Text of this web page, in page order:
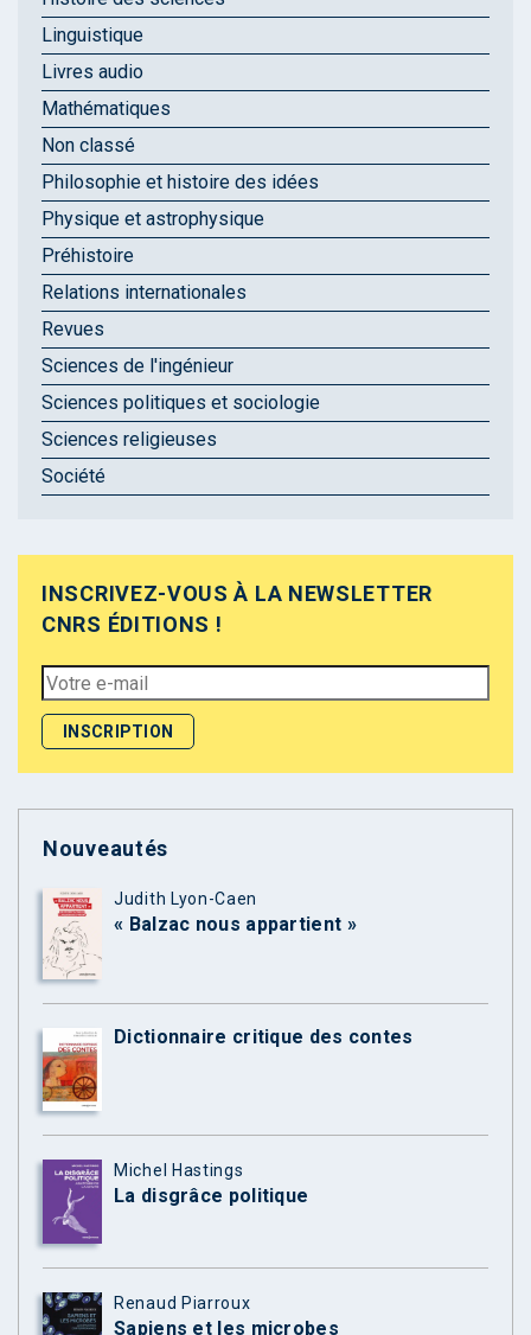
Linguistique
Livres audio
Mathématiques
Non classé
Philosophie et histoire des idées
Physique et astrophysique
Préhistoire
Relations internationales
Revues
Sciences de l'ingénieur
Sciences politiques et sociologie
Sciences religieuses
Société
INSCRIVEZ-VOUS À LA NEWSLETTER
CNRS ÉDITIONS !
Nouveautés
Judith Lyon-Caen
« Balzac nous appartient »
Dictionnaire critique des contes
Michel Hastings
La disgrâce politique
Renaud Piarroux
Sapiens et les microbes